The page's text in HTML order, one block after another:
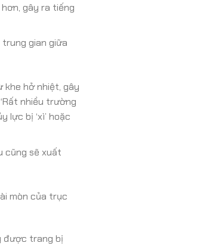
gây ra tiếng
gian giữa
khe hở nhiệt, gây
nhiều trường
bị ‘xì’ hoặc
cũng sẽ xuất
mòn của trục
được trang bị